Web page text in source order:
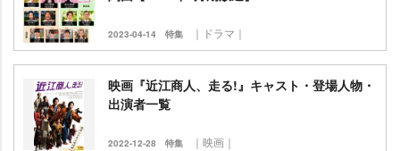
2023-04-14 特集 ｜ドラマ｜
映画『近江商人、走る!』キャスト・登場人物・
出演者一覧
2022-12-28 特集 ｜映画｜